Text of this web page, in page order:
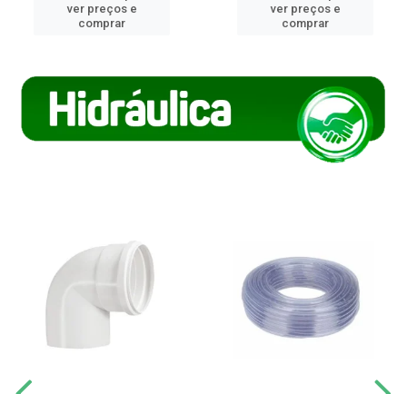
ver preços e
comprar
ver preços e
comprar